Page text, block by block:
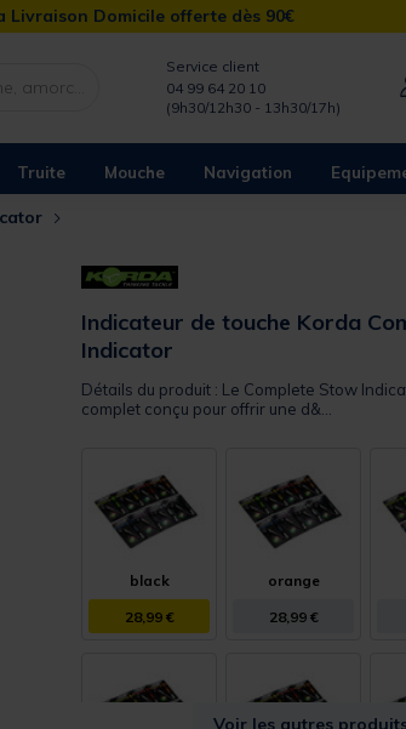
Livraison Domicile offerte dès 90€
Service client
04 99 64 20 10
(9h30/12h30 - 13h30/17h)
Truite Mouche Navigation
Indicateur de touche Korda
Indicator
Détails du produit : Le Complete Stow
complet conçu pour offrir une d&...
black
28,99 €
orange
28,99 €
Voir les autres